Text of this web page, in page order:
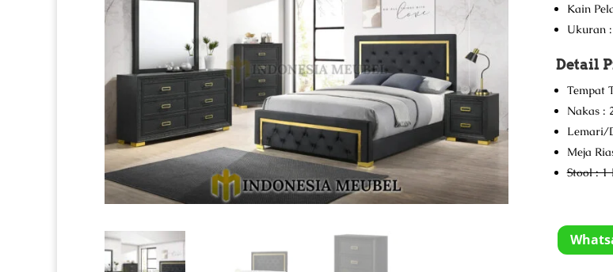
Kain
Ukuran
Detail
Tempat
Nakas :
Lemari/
Meja
Stool : 1